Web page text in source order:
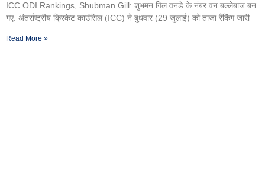
ICC ODI Rankings, Shubman Gill: शुभमन गिल वनडे के नंबर वन बल्लेबाज बन
गए. अंतर्राष्ट्रीय क्रिकेट काउंसिल (ICC) ने बुधवार (29 जुलाई) को ताजा रैंकिंग जारी
Read More »